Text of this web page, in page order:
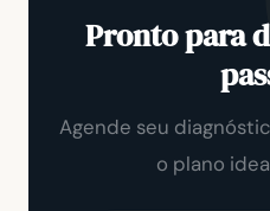
Pronto para
Agende seu
o plano